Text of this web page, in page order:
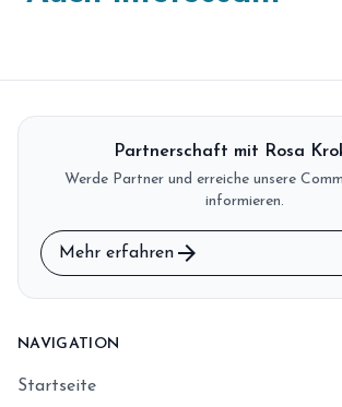
Partnerschaft mit Rosa
Werde Partner und erreiche unsere
informieren.
Mehr erfahren arrow_forward
NAVIGATION
Startseite